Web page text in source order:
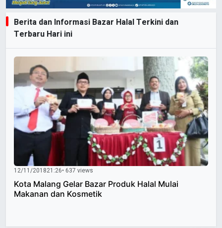
Berita dan Informasi Bazar Halal Terkini dan
Terbaru Hari ini
12/11/201821:26• 637 views
Kota Malang Gelar Bazar Produk Halal Mulai
Makanan dan Kosmetik